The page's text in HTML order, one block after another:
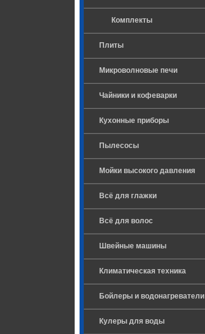
Комплекты
Плиты
Микроволновые печи
Чайники и кофеварки
Кухонные приборы
Пылесосы
Мойки высокого давления
Всё для глажки
Всё для волос
Швейные машины
Климатическая техника
Бойлеры и водонагреватели
Кулеры для воды